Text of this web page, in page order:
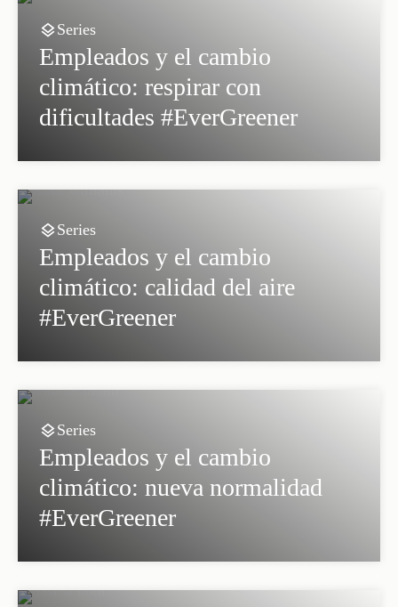
Series
Empleados y el cambio
climático: respirar con
dificultades #EverGreener
Series
Empleados y el cambio
climático: calidad del aire
#EverGreener
Series
Empleados y el cambio
climático: nueva normalidad
#EverGreener